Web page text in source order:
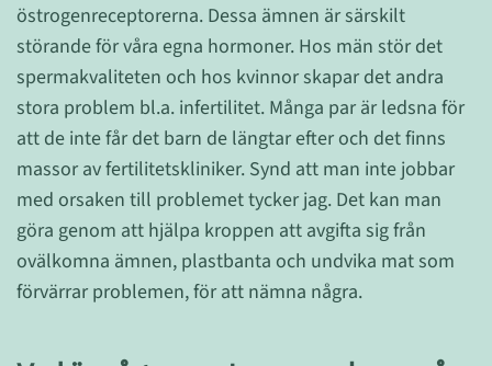
östrogenreceptorerna. Dessa ämnen är särskilt
störande för våra egna hormoner. Hos män stör det
spermakvaliteten och hos kvinnor skapar det andra
stora problem bl.a. infertilitet. Många par är ledsna för
att de inte får det barn de längtar efter och det finns
massor av fertilitetskliniker. Synd att man inte jobbar
med orsaken till problemet tycker jag. Det kan man
göra genom att hjälpa kroppen att avgifta sig från
ovälkomna ämnen, plastbanta och undvika mat som
förvärrar problemen, för att nämna några.